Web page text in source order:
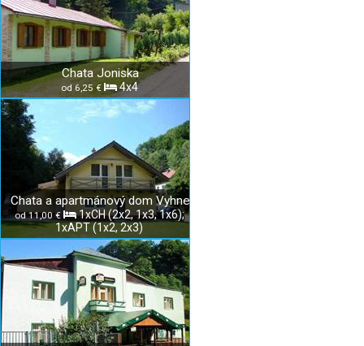
Chata Joniska
od 6,25 € 4x4
Chata a apartmánový dom Vyhne
od 11,00 €
1xCH (2x2, 1x3, 1x6);
1xAPT (1x2, 2x3)